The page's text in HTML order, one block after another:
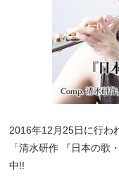
2016年12月25日に行わ
「清水研作 『日本の歌
中!!